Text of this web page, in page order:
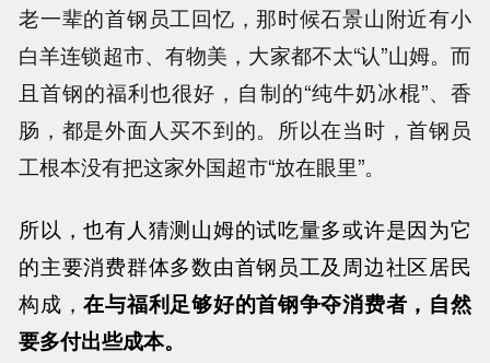
老一辈的首钢员工回忆，那时候石景山附近有小
白羊连锁超市、有物美，大家都不太“认”山姆。而
且首钢的福利也很好，自制的“纯牛奶冰棍”、香
肠，都是外面人买不到的。所以在当时，首钢员
工根本没有把这家外国超市“放在眼里”。
所以，也有人猜测山姆的试吃量多或许是因为它
的主要消费群体多数由首钢员工及周边社区居民
构成，在与福利足够好的首钢争夺消费者，自然
要多付出些成本。